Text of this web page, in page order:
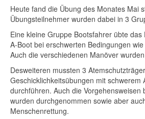
Heute fand die Übung des Monates Mai
Übungsteilnehmer wurden dabei in 3
Eine kleine Gruppe Bootsfahrer übte das
A-Boot bei erschwerten Bedingungen wie
Auch die verschiedenen Manöver wurden
Desweiteren mussten 3 Atemschutzträger
Geschicklichkeitsübungen mit schwerem
durchführen. Auch die Vorgehensweisen
wurden durchgenommen sowie aber
Menschenrettung.